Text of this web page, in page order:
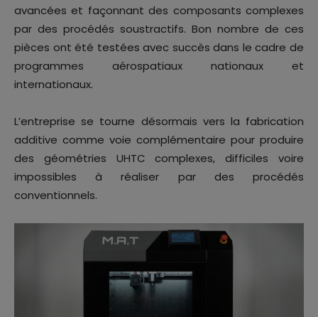
avancées et façonnant des composants complexes
par des procédés soustractifs. Bon nombre de ces
pièces ont été testées avec succès dans le cadre de
programmes aérospatiaux nationaux et
internationaux.
L’entreprise se tourne désormais vers la fabrication
additive comme voie complémentaire pour produire
des géométries UHTC complexes, difficiles voire
impossibles à réaliser par des procédés
conventionnels.